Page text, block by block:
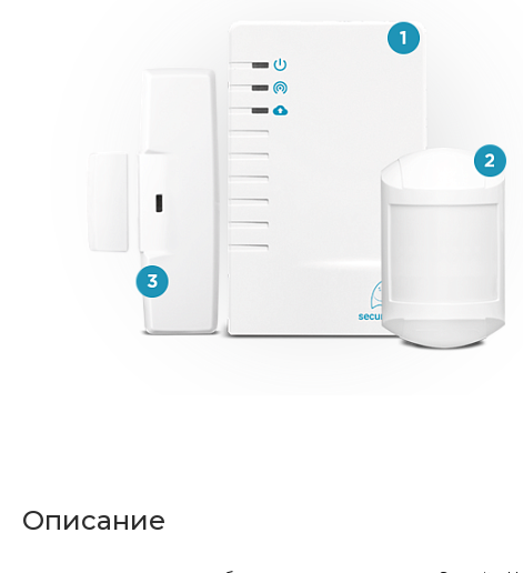
Описание